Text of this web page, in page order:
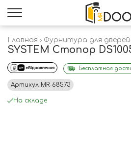
Главная Фурнитура для дверей
SYSTEM Стопор
Бесплатная
Артикул MR-68573
На складе